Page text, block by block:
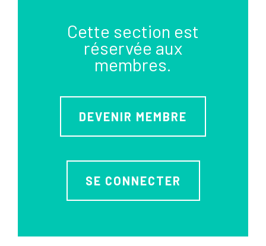
Cette section est
réservée aux
membres.
DEVENIR MEMBRE
SE CONNECTER